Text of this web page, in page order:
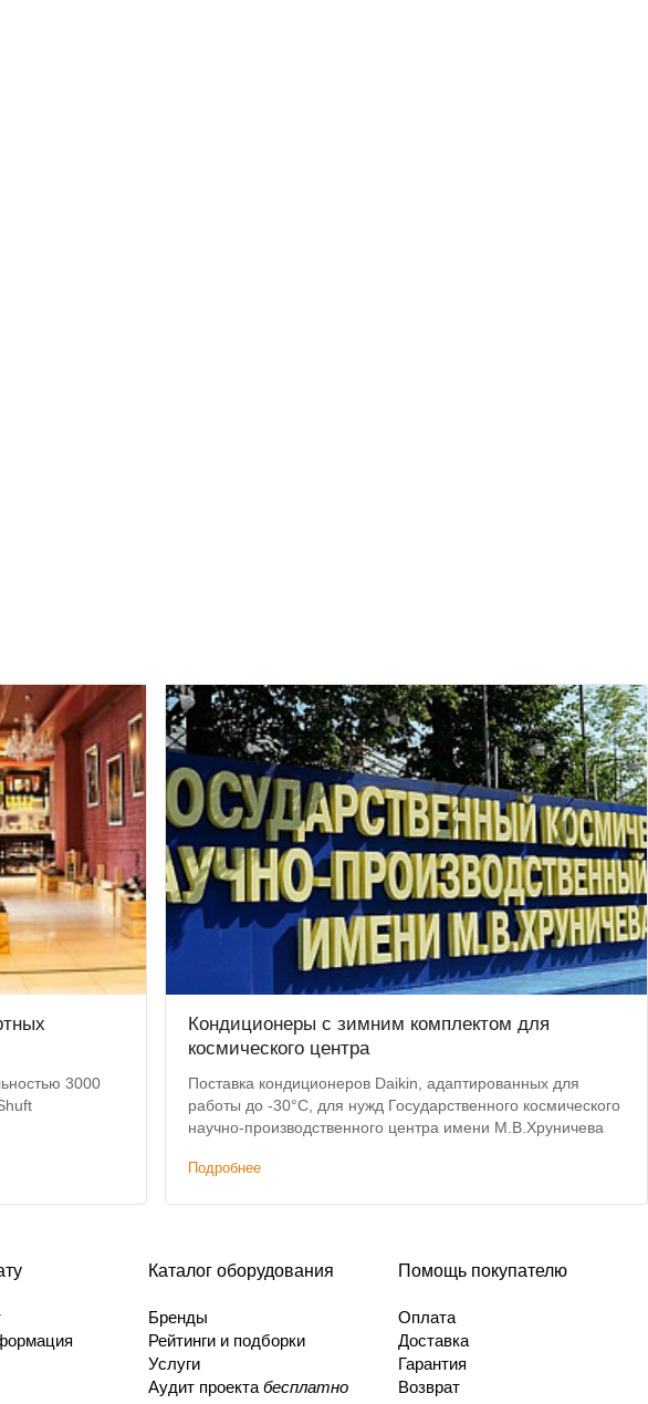
3000
Кондиционеры с зимним комплектом для
космического центра
Поставка кондиционеров Daikin, адаптированных для
работы до -30°C, для нужд Государственного космического
научно-производственного центра имени М.В.Хруничева
Подробнее
Каталог оборудования
Бренды
Рейтинги и подборки
Услуги
Аудит проекта бесплатно
Помощь покупателю
Оплата
Доставка
Гарантия
Возврат